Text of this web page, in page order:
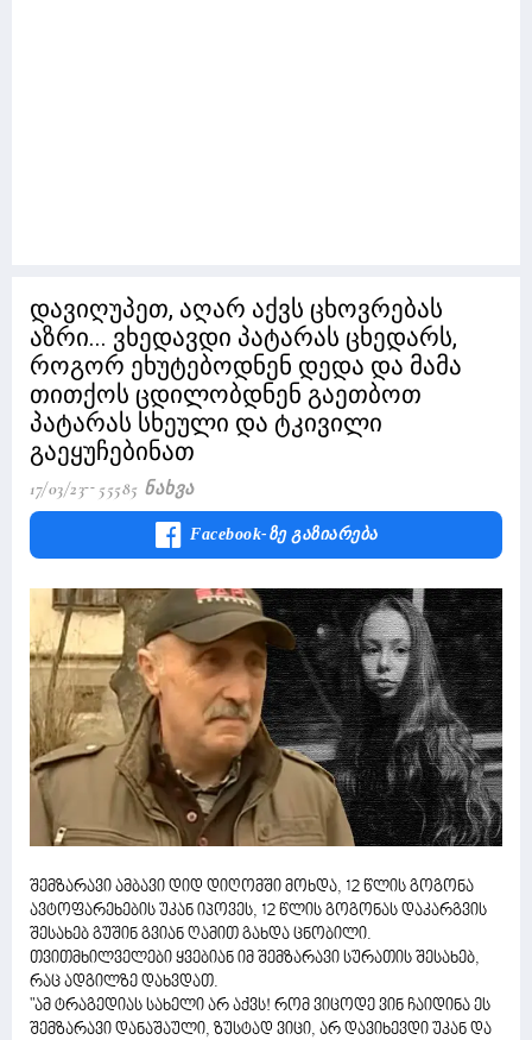
დავიღუპეთ, აღარ აქვს ცხოვრებას
აზრი... ვხედავდი პატარას ცხედარს,
როგორ ეხუტებოდნენ დედა და მამა
თითქოს ცდილობდნენ გაეთბოთ
პატარას სხეული და ტკივილი
გაეყუჩებინათ
17/03/23 55585 Ნახვა
Facebook-Ზე Გაზიარება
შემზარავი ამბავი დიდ დიღომში მოხდა, 12 წლის გოგონა
ავტოფარეხების უკან იპოვეს, 12 წლის გოგონას დაკარგვის
შესახებ გუშინ გვიან ღამით გახდა ცნობილი.
თვითმხილველები ყვებიან იმ შემზარავი სურათის შესახებ,
რაც ადგილზე დახვდათ.
"ამ ტრაგედიას სახელი არ აქვს! რომ ვიცოდე ვინ ჩაიდინა ეს
შემზარავი დანაშაული, ზუსტად ვიცი, არ დავიხევდი უკან და